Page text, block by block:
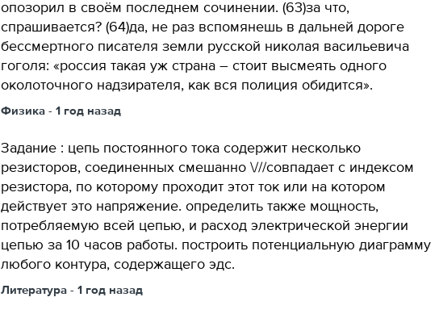
опозорил в своём последнем сочинении. (63)за что,
спрашивается? (64)да, не раз вспомянешь в дальней дороге
бессмертного писателя земли русской николая васильевича
гоголя: «россия такая уж страна – стоит высмеять одного
околоточного надзирателя, как вся полиция обидится».
Физика - 1 год назад
Задание : цепь постоянного тока содержит несколько
резисторов, соединенных смешанно \///совпадает с индексом
резистора, по которому проходит этот ток или на котором
действует это напряжение. определить также мощность,
потребляемую всей цепью, и расход электрической энергии
цепью за 10 часов работы. построить потенциальную диаграмму
любого контура, содержащего эдс.
Литература - 1 год назад